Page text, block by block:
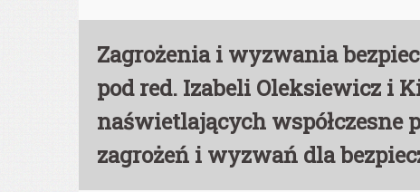
Zagrożenia i wyzwania
pod red. Izabeli Oleksiewicz i
naświetlających współczesne
zagrożeń i wyzwań dla